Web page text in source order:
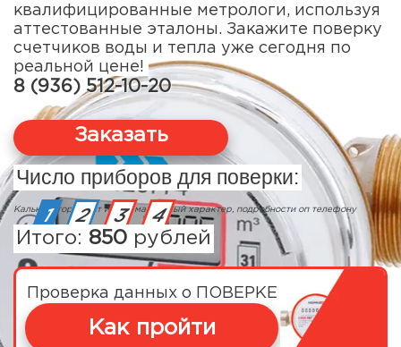
квалифицированные метрологи, используя
аттестованные эталоны. Закажите поверку
счетчиков воды и тепла уже сегодня по
реальной цене!
8 (936) 512-10-20
Заказать
Число приборов для поверки:
1 2 3 4
Итого: 850 рублей
Калькулятор носит информационный характер, подробности оп телефону
Проверка данных о ПОВЕРКЕ
Как пройти